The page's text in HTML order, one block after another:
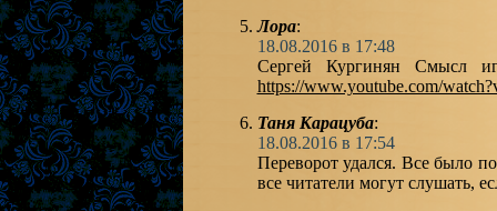
Лора:
18.08.2016 в 17:48
Сергей Кургинян Смысл
https://www.youtube.com/
Таня Карацуба:
18.08.2016 в 17:54
Переворот удался. Все было
все читатели могут слушать,